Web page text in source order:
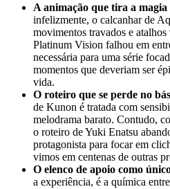
A animação que tira a magia
infelizmente, o calcanhar de
movimentos travados e
Platinum Vision falhou em
necessária para uma série
momentos que deveriam ser
vida.
O roteiro que se perde no
de Kunon é tratada com
melodrama barato. Contudo,
o roteiro de Yuki Enatsu
protagonista para focar em
vimos em centenas de outras
O elenco de apoio como
a experiência, é a química